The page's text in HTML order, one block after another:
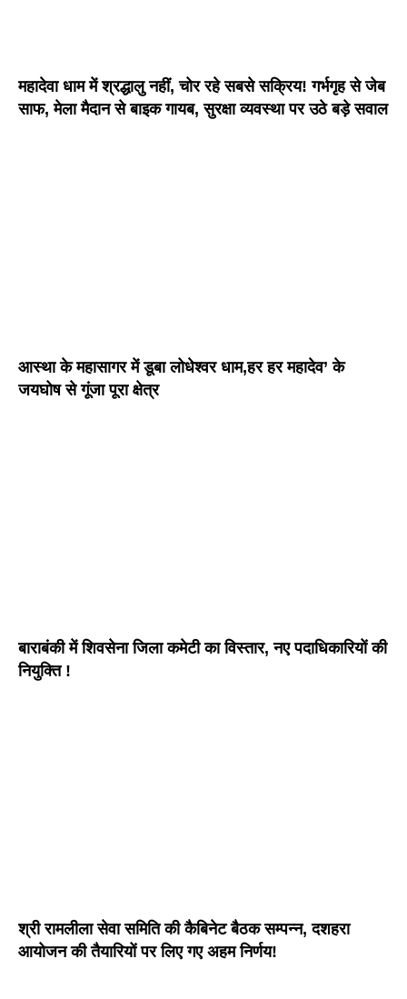
महादेवा धाम में श्रद्धालु नहीं, चोर रहे सबसे सक्रिय! गर्भगृह से जेब
साफ, मेला मैदान से बाइक गायब, सुरक्षा व्यवस्था पर उठे बड़े सवाल
आस्था के महासागर में डूबा लोधेश्वर धाम,हर हर महादेव’ के
जयघोष से गूंजा पूरा क्षेत्र
बाराबंकी में शिवसेना जिला कमेटी का विस्तार, नए पदाधिकारियों की
नियुक्ति !
श्री रामलीला सेवा समिति की कैबिनेट बैठक सम्पन्न, दशहरा
आयोजन की तैयारियों पर लिए गए अहम निर्णय!